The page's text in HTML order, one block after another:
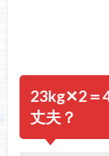
23kg✕2＝
丈夫？